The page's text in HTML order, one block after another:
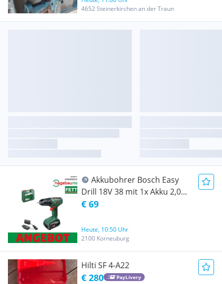
4652 Steinerkirchen an der Traun
Akkubohrer Bosch Easy
Drill 18V 38 mit 1x Akku 2,0
Ah hagebau Fetter Angebot
€ 69
Heute, 10:50 Uhr
2100 Korneuburg
Hilti SF 4-A22
€ 280 PayLivery